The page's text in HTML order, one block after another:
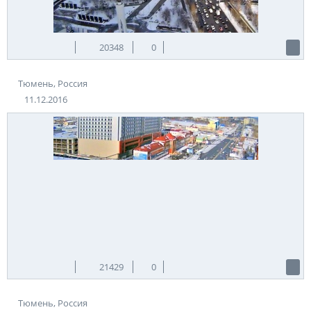
20348 0
Тюмень, Россия
11.12.2016
21429 0
Тюмень, Россия